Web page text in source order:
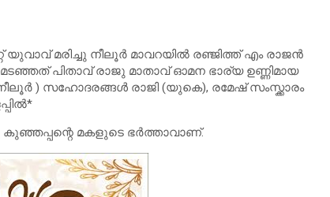
മരിച്ചു നീലൂർ മാവറയിൽ രഞ്ജിത്ത് എം രാജൻ
പിതാവ് രാജു മാതാവ് ഓമന ഭാര്യ ഉണ്ണിമായ
) സഹോദരങ്ങൾ രാജി (യുകെ), രമേഷ് സംസ്ക്കാരം
കുഞ്ഞപ്പന്റെ മകളുടെ ഭർത്താവാണ്.